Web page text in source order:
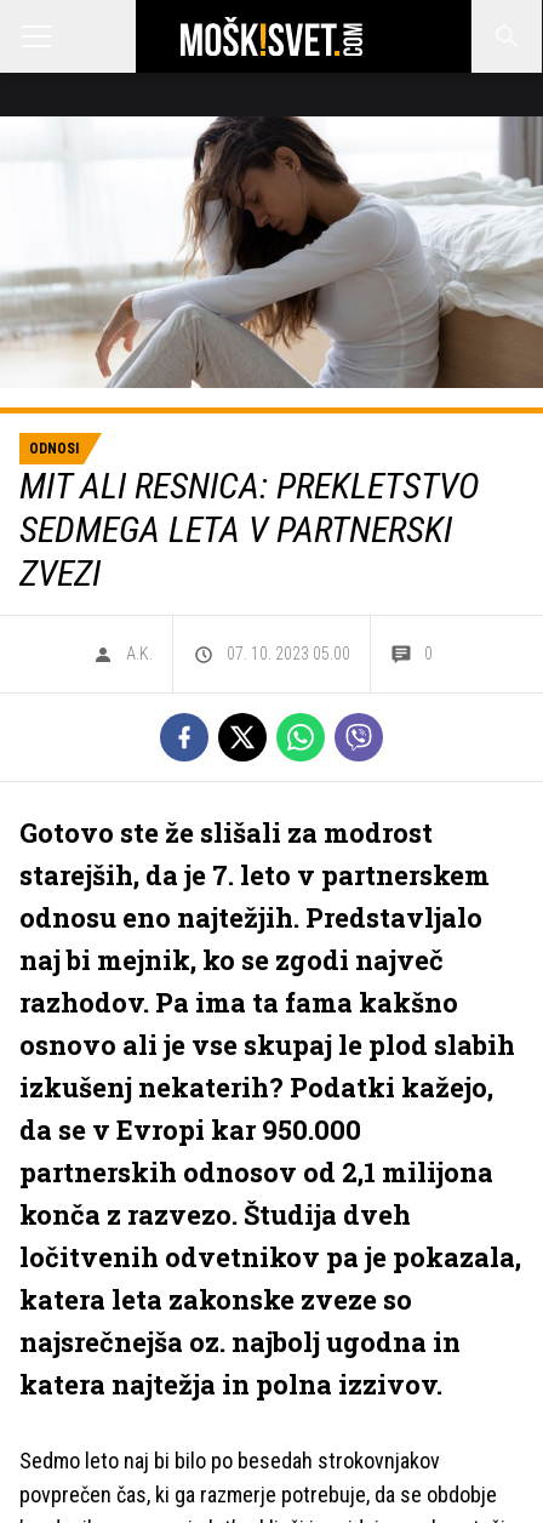
ODNOSI
MIT ALI RESNICA: PREKLETSTVO
SEDMEGA LETA V PARTNERSKI
ZVEZI
A.K. 07. 10. 2023 05.00 0
Gotovo ste že slišali za modrost
starejših, da je 7. leto v partnerskem
odnosu eno najtežjih. Predstavljalo
naj bi mejnik, ko se zgodi največ
razhodov. Pa ima ta fama kakšno
osnovo ali je vse skupaj le plod slabih
izkušenj nekaterih? Podatki kažejo,
da se v Evropi kar 950.000
partnerskih odnosov od 2,1 milijona
konča z razvezo. Študija dveh
ločitvenih odvetnikov pa je pokazala,
katera leta zakonske zveze so
najsrečnejša oz. najbolj ugodna in
katera najtežja in polna izzivov.
Sedmo leto naj bi bilo po besedah strokovnjakov
povprečen čas, ki ga razmerje potrebuje, da se obdobje